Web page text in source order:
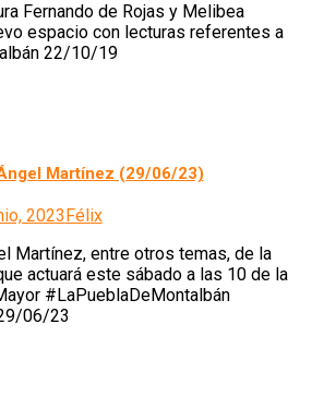
Fernando de Rojas y Melibea
espacio con lecturas referentes a
22/10/19
Martínez (29/06/23)
2023Félix
Martínez, entre otros temas, de la
actuará este sábado a las 10 de la
#LaPueblaDeMontalbán
06/23